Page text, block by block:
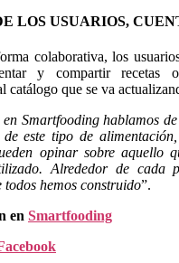
LOS USUARIOS,
colaborativa, los
y compartir recetas
catálogo que se va
Smartfooding hablamos
este tipo de
opinar sobre aquello
Alrededor de cada
todos hemos construido”.
en Smartfooding